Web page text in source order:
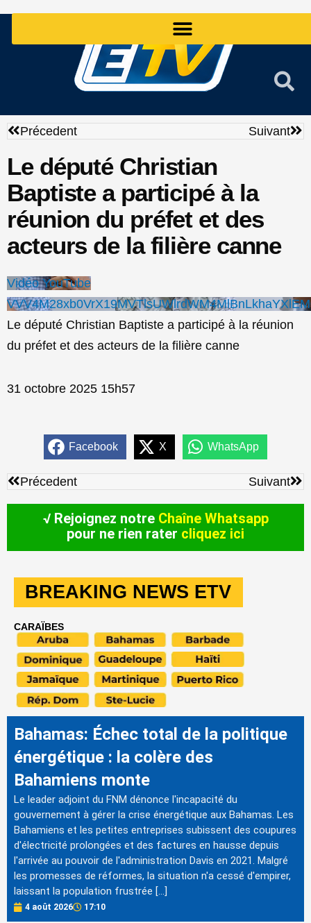
Précédent
Précedent Suivant
Le député Christian
Baptiste a participé à la
réunion du préfet et des
acteurs de la filière canne
Vidéo YouTube
Le député Christian Baptiste a participé à la réunion
du préfet et des acteurs de la filière canne
31 octobre 2025 15h57
Facebook X WhatsApp
Précédent
Précedent Suivant
√ Rejoignez notre Chaîne Whatsapp
pour ne rien rater cliquez ici
BREAKING NEWS ETV
CARAÏBES
Bahamas: Échec total de la politique
énergétique : la colère des
Bahamiens monte
Le leader adjoint du FNM dénonce l'incapacité du
gouvernement à gérer la crise énergétique aux Bahamas. Les
Bahamiens et les petites entreprises subissent des coupures
d'électricité prolongées et des factures en hausse depuis
l'arrivée au pouvoir de l'administration Davis en 2021. Malgré
les promesses de réformes, la situation n'a cessé d'empirer,
laissant la population frustrée […]
4 août 2026 17:10